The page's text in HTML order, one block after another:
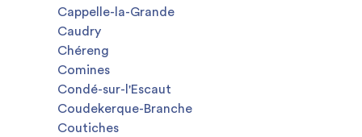
Cappelle-la-Grande
Caudry
Chéreng
Comines
Condé-sur-l'Escaut
Coudekerque-Branche
Coutiches